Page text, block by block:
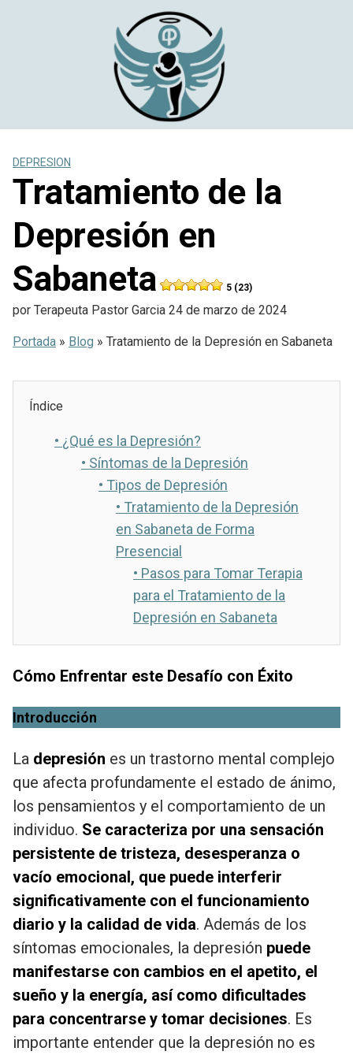
DEPRESION
Tratamiento de la
Depresión en
Sabaneta
5 (23)
por Terapeuta Pastor Garcia 24 de marzo de 2024
Portada » Blog » Tratamiento de la Depresión en Sabaneta
Índice
• ¿Qué es la Depresión?
• Síntomas de la Depresión
• Tipos de Depresión
• Tratamiento de la Depresión
en Sabaneta de Forma
Presencial
• Pasos para Tomar Terapia
para el Tratamiento de la
Depresión en Sabaneta
Cómo Enfrentar este Desafío con Éxito
Introducción
La depresión es un trastorno mental complejo
que afecta profundamente el estado de ánimo,
los pensamientos y el comportamiento de un
individuo. Se caracteriza por una sensación
persistente de tristeza, desesperanza o
vacío emocional, que puede interferir
significativamente con el funcionamiento
diario y la calidad de vida. Además de los
síntomas emocionales, la depresión puede
manifestarse con cambios en el apetito, el
sueño y la energía, así como dificultades
para concentrarse y tomar decisiones. Es
importante entender que la depresión no es